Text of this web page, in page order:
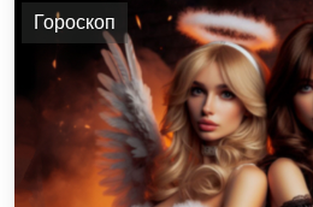
Гороскоп